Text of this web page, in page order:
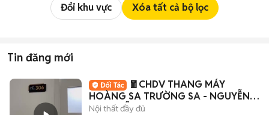
Đổi khu vực Xóa tất cả bộ lọc
Tin đăng mới
🧧CHDV THANG MÁY
HOÀNG SA TRƯỜNG SA - NGUYỄN
VĂN TRỖI
Nội thất đầy đủ